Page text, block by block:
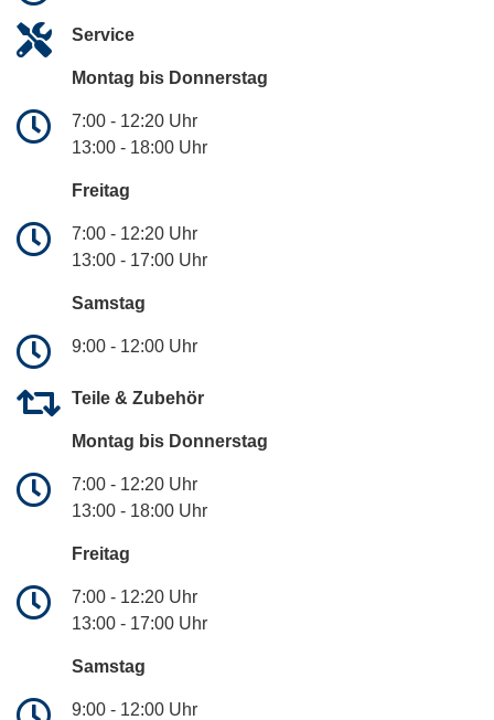
Service
Montag bis Donnerstag
7:00 - 12:20 Uhr
13:00 - 18:00 Uhr
Freitag
7:00 - 12:20 Uhr
13:00 - 17:00 Uhr
Samstag
9:00 - 12:00 Uhr
Teile & Zubehör
Montag bis Donnerstag
7:00 - 12:20 Uhr
13:00 - 18:00 Uhr
Freitag
7:00 - 12:20 Uhr
13:00 - 17:00 Uhr
Samstag
9:00 - 12:00 Uhr